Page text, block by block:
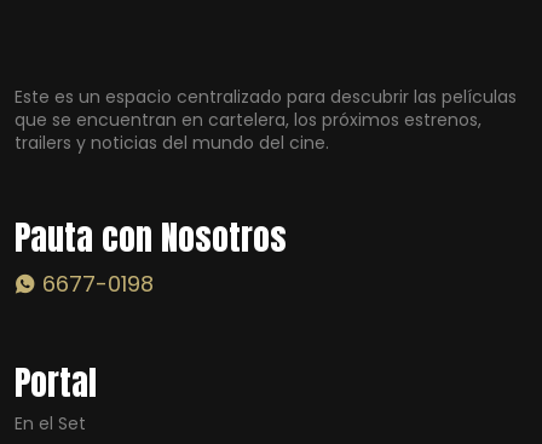
Este es un espacio centralizado para descubrir las películas
que se encuentran en cartelera, los próximos estrenos,
trailers y noticias del mundo del cine.
Pauta con Nosotros
6677-0198
Portal
En el Set